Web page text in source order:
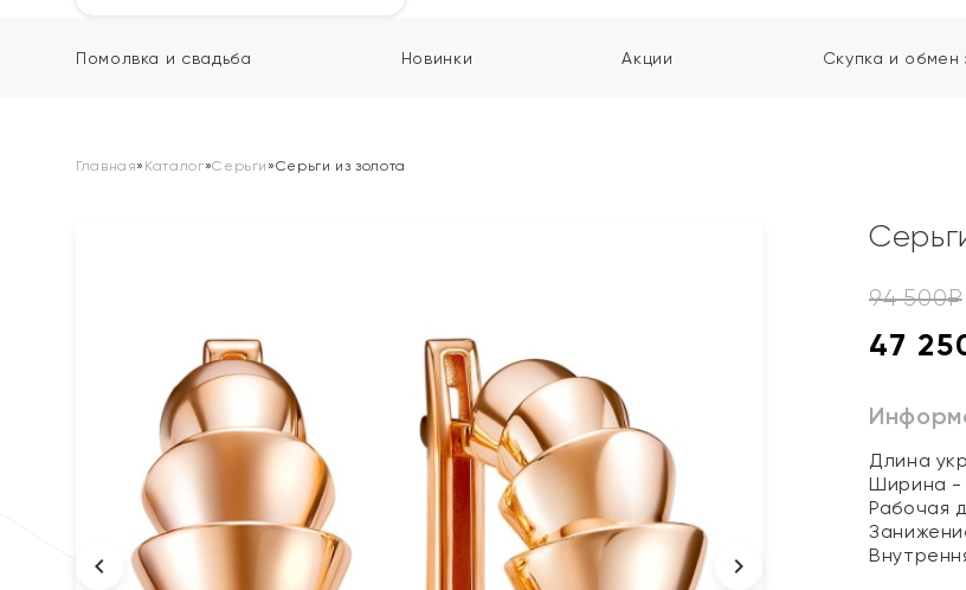
Помолвка и свадьба Новинки Акции Скупка и обмен
Главная» Каталог»Серьги »Серьги из золота
94 500₽
47
Длина
Ширина -
Рабочая